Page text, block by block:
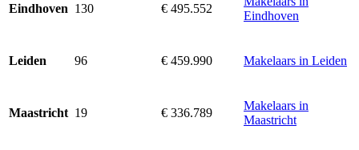
Eindhoven 130 € 495.552
Eindhoven
Leiden 96 € 459.990 Makelaars in Leiden
Maastricht 19 € 336.789
Makelaars in
Maastricht